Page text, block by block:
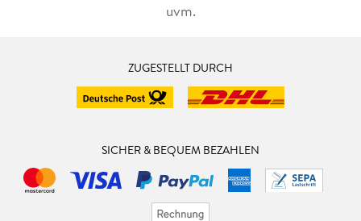
uvm.
ZUGESTELLT DURCH
SICHER & BEQUEM BEZAHLEN